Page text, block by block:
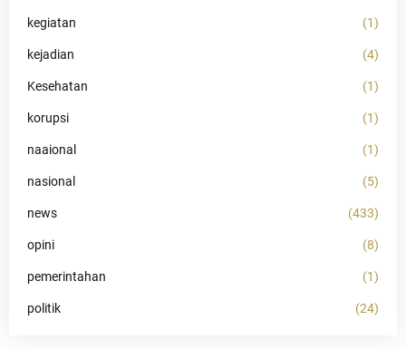
kegiatan (1)
kejadian (4)
Kesehatan (1)
korupsi (1)
naaional (1)
nasional (5)
news (433)
opini (8)
pemerintahan (1)
politik (24)